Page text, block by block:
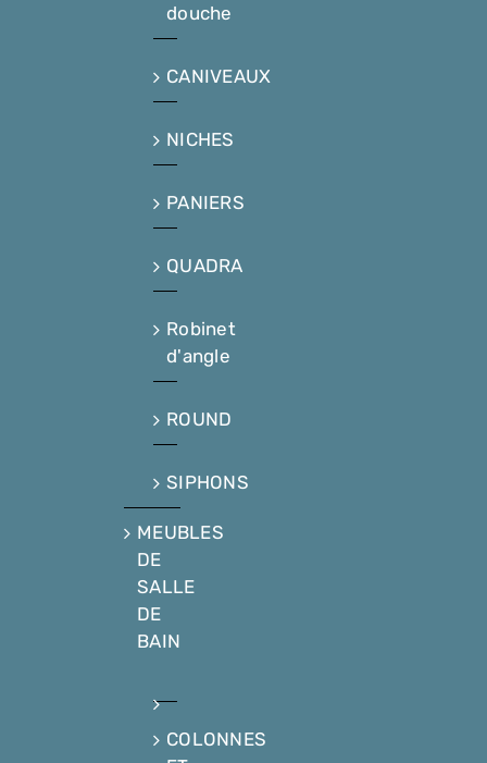
douche
CANIVEAUX
NICHES
PANIERS
QUADRA
Robinet
d'angle
ROUND
SIPHONS
MEUBLES
DE
SALLE
DE
BAIN
COLONNES